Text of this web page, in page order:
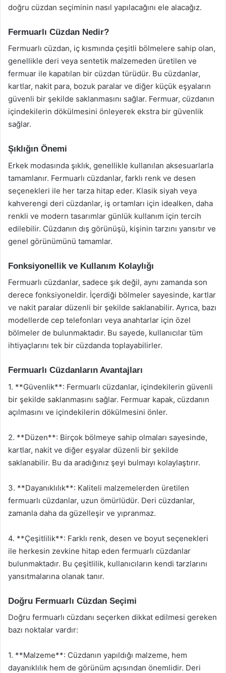
doğru cüzdan seçiminin nasıl yapılacağını ele alacağız.
Fermuarlı Cüzdan Nedir?
Fermuarlı cüzdan, iç kısmında çeşitli bölmelere sahip olan,
genellikle deri veya sentetik malzemeden üretilen ve
fermuar ile kapatılan bir cüzdan türüdür. Bu cüzdanlar,
kartlar, nakit para, bozuk paralar ve diğer küçük eşyaların
güvenli bir şekilde saklanmasını sağlar. Fermuar, cüzdanın
içindekilerin dökülmesini önleyerek ekstra bir güvenlik
sağlar.
Şıklığın Önemi
Erkek modasında şıklık, genellikle kullanılan aksesuarlarla
tamamlanır. Fermuarlı cüzdanlar, farklı renk ve desen
seçenekleri ile her tarza hitap eder. Klasik siyah veya
kahverengi deri cüzdanlar, iş ortamları için idealken, daha
renkli ve modern tasarımlar günlük kullanım için tercih
edilebilir. Cüzdanın dış görünüşü, kişinin tarzını yansıtır ve
genel görünümünü tamamlar.
Fonksiyonellik ve Kullanım Kolaylığı
Fermuarlı cüzdanlar, sadece şık değil, aynı zamanda son
derece fonksiyoneldir. İçerdiği bölmeler sayesinde, kartlar
ve nakit paralar düzenli bir şekilde saklanabilir. Ayrıca, bazı
modellerde cep telefonları veya anahtarlar için özel
bölmeler de bulunmaktadır. Bu sayede, kullanıcılar tüm
ihtiyaçlarını tek bir cüzdanda toplayabilirler.
Fermuarlı Cüzdanların Avantajları
1. **Güvenlik**: Fermuarlı cüzdanlar, içindekilerin güvenli
bir şekilde saklanmasını sağlar. Fermuar kapak, cüzdanın
açılmasını ve içindekilerin dökülmesini önler.
2. **Düzen**: Birçok bölmeye sahip olmaları sayesinde,
kartlar, nakit ve diğer eşyalar düzenli bir şekilde
saklanabilir. Bu da aradığınız şeyi bulmayı kolaylaştırır.
3. **Dayanıklılık**: Kaliteli malzemelerden üretilen
fermuarlı cüzdanlar, uzun ömürlüdür. Deri cüzdanlar,
zamanla daha da güzelleşir ve yıpranmaz.
4. **Çeşitlilik**: Farklı renk, desen ve boyut seçenekleri
ile herkesin zevkine hitap eden fermuarlı cüzdanlar
bulunmaktadır. Bu çeşitlilik, kullanıcıların kendi tarzlarını
yansıtmalarına olanak tanır.
Doğru Fermuarlı Cüzdan Seçimi
Doğru fermuarlı cüzdanı seçerken dikkat edilmesi gereken
bazı noktalar vardır:
1. **Malzeme**: Cüzdanın yapıldığı malzeme, hem
dayanıklılık hem de görünüm açısından önemlidir. Deri